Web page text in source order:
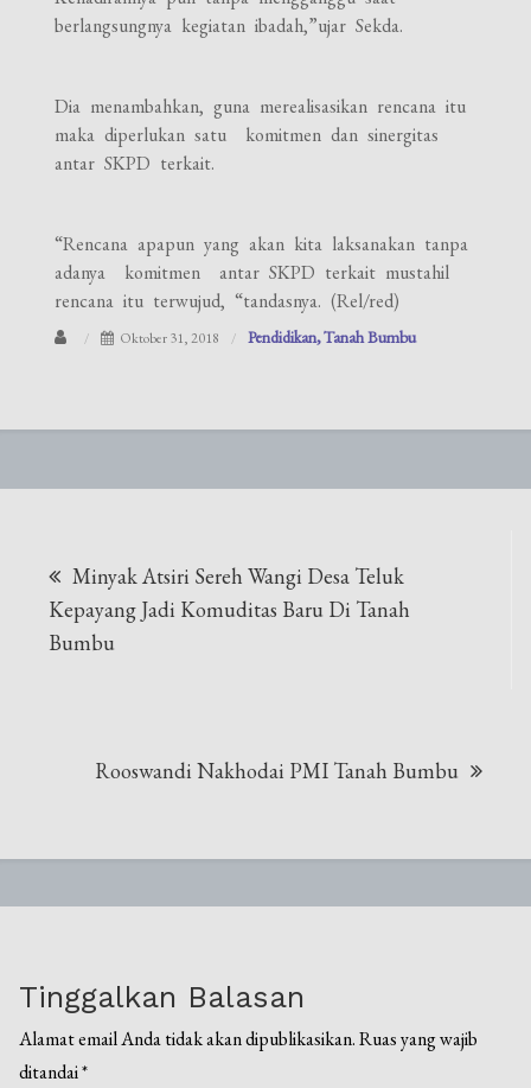
berlangsungnya kegiatan ibadah,”ujar Sekda.
Dia menambahkan, guna merealisasikan rencana itu
maka diperlukan satu komitmen dan sinergitas
antar SKPD terkait.
“Rencana apapun yang akan kita laksanakan tanpa
adanya komitmen antar SKPD terkait mustahil
rencana itu terwujud, “tandasnya. (Rel/red)
Oktober 31, 2018 Pendidikan Tanah Bumbu
pos
Minyak Atsiri Sereh Wangi Desa Teluk
Kepayang Jadi Komuditas Baru Di Tanah
Bumbu
Rooswandi Nakhodai PMI Tanah Bumbu
Tinggalkan Balasan
Alamat email Anda tidak akan dipublikasikan. Ruas yang wajib
ditandai*